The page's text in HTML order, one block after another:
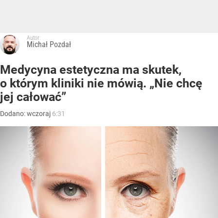
Autor:
Michał Pozdał
Medycyna estetyczna ma skutek,
o którym kliniki nie mówią. „Nie chcę
jej całować”
Dodano:wczoraj 6:31